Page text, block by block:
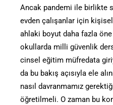
Ancak pandemi ile birlikte
evden çalışanlar için
ahlaki boyut daha fazla öne
okullarda milli güvenlik
cinsel eğitim müfredata
da bu bakış açısıyla ele
nasıl davranmamız
öğretilmeli. O zaman bu